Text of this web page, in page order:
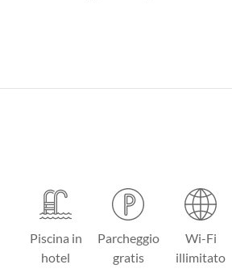
Piscina in
hotel
Parcheggio
gratis
Wi-Fi
illimitato